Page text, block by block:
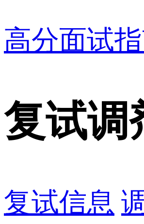
高分面试
复试调
复试信息